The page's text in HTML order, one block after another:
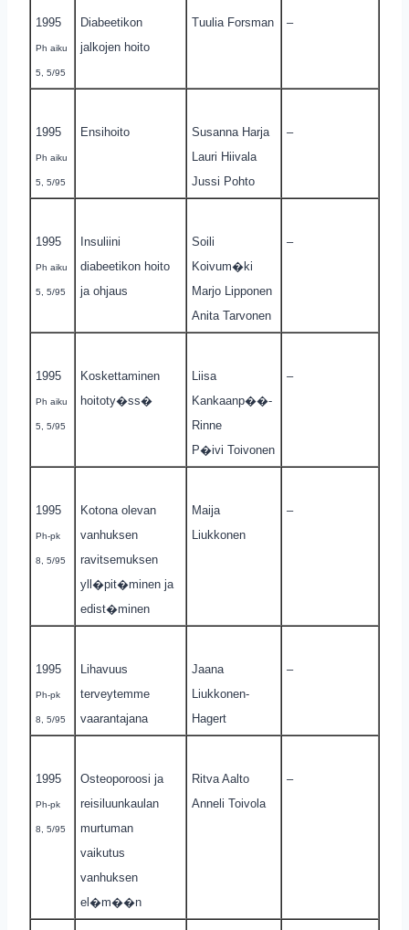
1995
Ph aiku
5, 5/95
Diabeetikon
jalkojen hoito
Tuulia Forsman –
1995
Ph aiku
5, 5/95
Ensihoito
Susanna Harja
Lauri Hiivala
Jussi Pohto
–
1995
Ph aiku
5, 5/95
Insuliini
diabeetikon hoito
ja ohjaus
Soili
Koivum�ki
Marjo Lipponen
Anita Tarvonen
–
1995
Ph aiku
5, 5/95
Koskettaminen
hoitoty�ss�
Liisa
Kankaanp��-
Rinne
P�ivi Toivonen
–
1995
Ph-pk
8, 5/95
Kotona olevan
vanhuksen
ravitsemuksen
yll�pit�minen ja
edist�minen
Maija
Liukkonen
–
1995
Ph-pk
8, 5/95
Lihavuus
terveytemme
vaarantajana
Jaana
Liukkonen-
Hagert
–
1995
Ph-pk
8, 5/95
Osteoporoosi ja
reisiluunkaulan
murtuman
vaikutus
vanhuksen
el�m��n
Ritva Aalto
Anneli Toivola
–